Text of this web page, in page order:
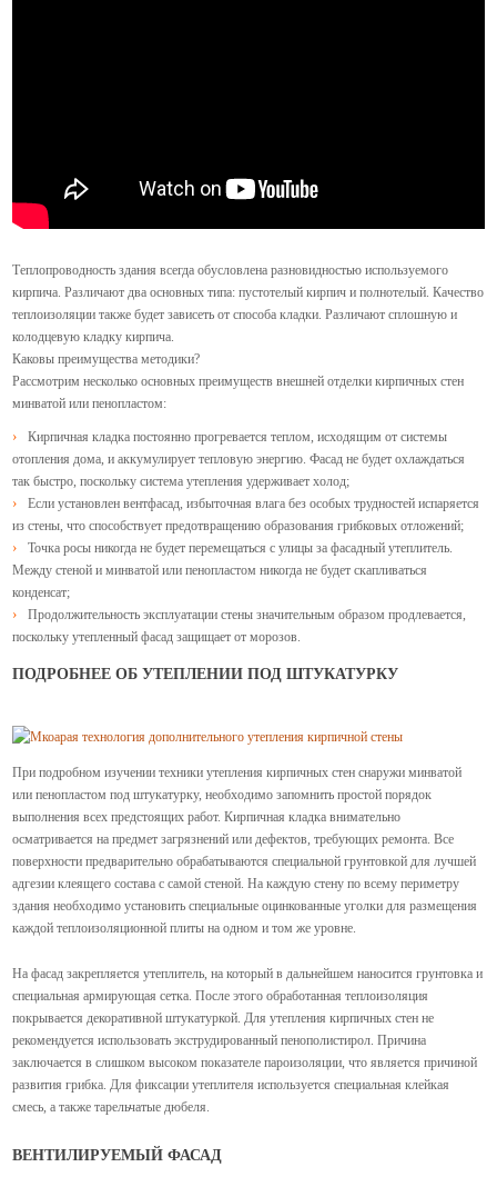
Теплопроводность здания всегда обусловлена разновидностью используемого
кирпича.Различают два основных типа: пустотелый кирпич и полнотелый. Качество
теплоизоляции также будет зависеть от способа кладки. Различают сплошную и
колодцевую кладку кирпича.
Каковы преимущества методики?
Рассмотрим несколько основных преимуществ внешней отделки кирпичных стен
минватой или пенопластом:
Кирпичная кладка постоянно прогревается теплом, исходящим от системы
отопления дома, и аккумулирует тепловую энергию. Фасад не будет охлаждаться
так быстро, поскольку система утепления удерживает холод;
Если установлен вентфасад, избыточная влага без особых трудностей испаряется
из стены, что способствует предотвращению образования грибковых отложений;
Точка росы никогда не будет перемещаться с улицы за фасадный утеплитель.
Между стеной и минватой или пенопластом никогда не будет скапливаться
конденсат;
Продолжительность эксплуатации стены значительным образом продлевается,
поскольку утепленный фасад защищает от морозов.
ПОДРОБНЕЕ ОБ УТЕПЛЕНИИ ПОД ШТУКАТУРКУ
При подробном изучении техники утепления кирпичных стен снаружи минватой
или пенопластом под штукатурку, необходимо запомнить простой порядок
выполнения всех предстоящих работ. Кирпичная кладка внимательно
осматривается на предмет загрязнений или дефектов, требующих ремонта. Все
поверхности предварительно обрабатываются специальной грунтовкой для лучшей
адгезии клеящего состава с самой стеной. На каждую стену по всему периметру
здания необходимо установить специальные оцинкованные уголки для размещения
каждой теплоизоляционной плиты на одном и том же уровне.
На фасад закрепляется утеплитель, на который в дальнейшем наносится грунтовка и
специальная армирующая сетка. После этого обработанная теплоизоляция
покрывается декоративной штукатуркой. Для утепления кирпичных стен не
рекомендуется использовать экструдированный пенополистирол. Причина
заключается в слишком высоком показателе пароизоляции, что является причиной
развития грибка. Для фиксации утеплителя используется специальная клейкая
смесь, а также тарельчатые дюбеля.
ВЕНТИЛИРУЕМЫЙ ФАСАД